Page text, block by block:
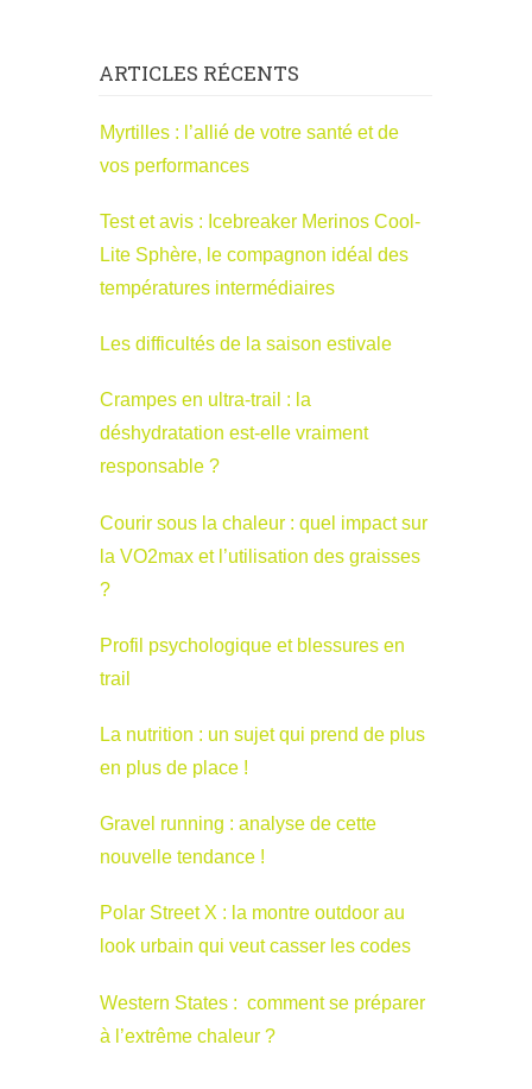
ARTICLES RÉCENTS
Myrtilles : l’allié de votre santé et de
vos performances
Test et avis : Icebreaker Merinos Cool-
Lite Sphère, le compagnon idéal des
températures intermédiaires
Les difficultés de la saison estivale
Crampes en ultra-trail : la
déshydratation est-elle vraiment
responsable ?
Courir sous la chaleur : quel impact sur
la VO2max et l’utilisation des graisses
?
Profil psychologique et blessures en
trail
La nutrition : un sujet qui prend de plus
en plus de place !
Gravel running : analyse de cette
nouvelle tendance !
Polar Street X : la montre outdoor au
look urbain qui veut casser les codes
Western States : comment se préparer
à l’extrême chaleur ?